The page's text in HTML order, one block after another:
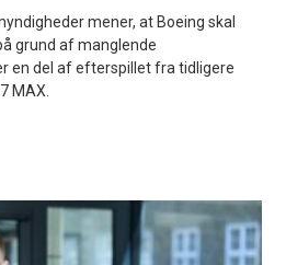
mener, at Boeing skal
grund af manglende
en del af efterspillet fra tidligere
MAX.